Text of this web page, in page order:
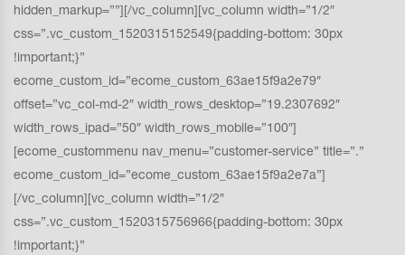
hidden_markup=””][/vc_column][vc_column width=”1/2″
css=”.vc_custom_1520315152549{padding-bottom: 30px
!important;}”
ecome_custom_id=”ecome_custom_63ae15f9a2e79″
offset=”vc_col-md-2″ width_rows_desktop=”19.2307692″
width_rows_ipad=”50″ width_rows_mobile=”100″]
[ecome_custommenu nav_menu=”customer-service” title=”.”
ecome_custom_id=”ecome_custom_63ae15f9a2e7a”]
[/vc_column][vc_column width=”1/2″
css=”.vc_custom_1520315756966{padding-bottom: 30px
!important;}”